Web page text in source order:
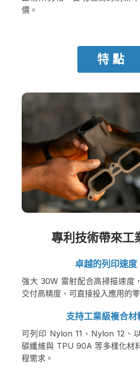
價。
特 點
專利技術帶來工
卓越的列印速度
強大 30W 雷射配合高掃描速度
交付高精度、可直接投入應用的零
支持工業級複合材
可列印 Nylon 11、Nylon 12、
碳纖維與 TPU 90A 等多樣化材
程需求。